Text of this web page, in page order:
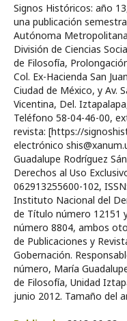
Signos Históricos: año
una publicación
Autónoma
División de Ciencias
de Filosofía,
Col. Ex-Hacienda San
Ciudad de México, y Av.
Vicentina, Del.
Teléfono 58-04-46-00,
revista: [https://
electrónico
Guadalupe Rodríguez
Derechos al Uso
062913255600-102,
Instituto Nacional del
de Título número 12151
número 8804, ambos
de Publicaciones y
Gobernación.
número, María
de Filosofía, Unidad
junio 2012. Tamaño del